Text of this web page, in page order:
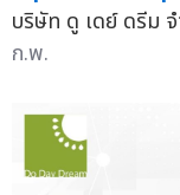
บริษัท ดู เดย์ ดรีม
ก.พ.